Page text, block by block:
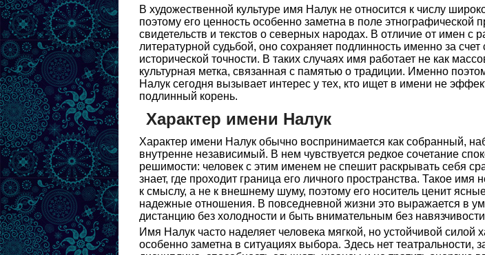
В художественной культуре имя Налук не относится к числу
поэтому его ценность особенно заметна в поле этнографической
свидетельств и текстов о северных народах. В отличие от имен с
литературной судьбой, оно сохраняет подлинность именно за счет
исторической точности. В таких случаях имя работает не как
культурная метка, связанная с памятью о традиции. Именно
Налук сегодня вызывает интерес у тех, кто ищет в имени не
подлинный корень.
Характер имени Налук
Характер имени Налук обычно воспринимается как собранный,
внутренне независимый. В нем чувствуется редкое сочетание
решимости: человек с этим именем не спешит раскрывать себя
знает, где проходит граница его личного пространства. Такое имя
к смыслу, а не к внешнему шуму, поэтому его носитель ценит
надежные отношения. В повседневной жизни это выражается в
дистанцию без холодности и быть внимательным без
Имя Налук часто наделяет человека мягкой, но устойчивой силой
особенно заметна в ситуациях выбора. Здесь нет театральности,